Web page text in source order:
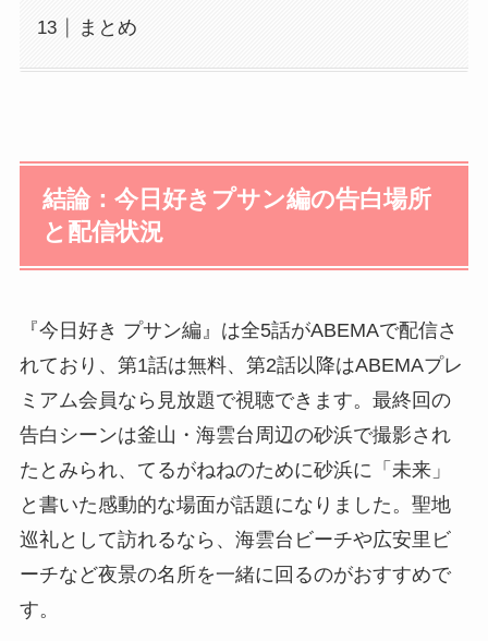
まとめ
結論：今日好きプサン編の告白場所
と配信状況
『今日好き プサン編』は全5話がABEMAで配信さ
れており、第1話は無料、第2話以降はABEMAプレ
ミアム会員なら見放題で視聴できます。最終回の
告白シーンは釜山・海雲台周辺の砂浜で撮影され
たとみられ、てるがねねのために砂浜に「未来」
と書いた感動的な場面が話題になりました。聖地
巡礼として訪れるなら、海雲台ビーチや広安里ビ
ーチなど夜景の名所を一緒に回るのがおすすめで
す。